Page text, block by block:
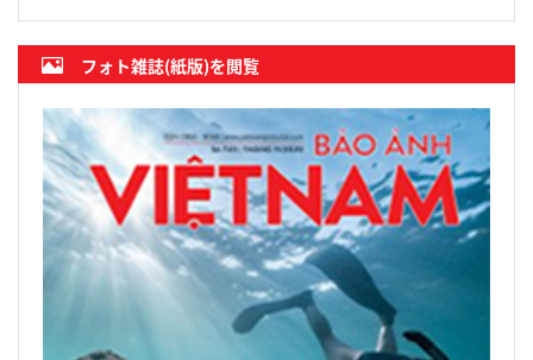
フォト雑誌(紙版)を閲覧